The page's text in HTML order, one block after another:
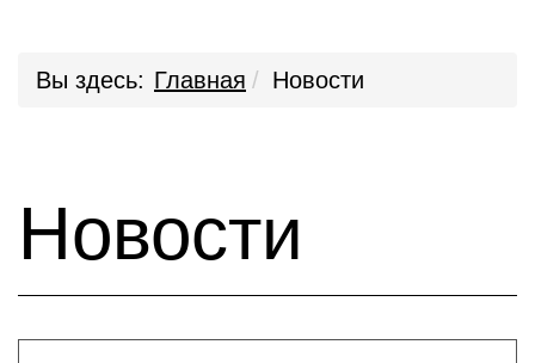
Вы здесь: Главная Новости
Новости